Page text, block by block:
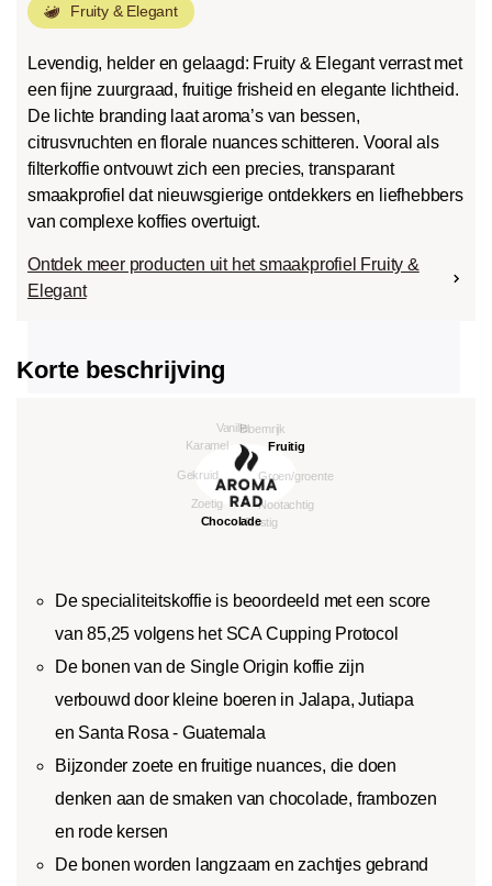
Fruity & Elegant
Levendig, helder en gelaagd: Fruity & Elegant verrast met
een fijne zuurgraad, fruitige frisheid en elegante lichtheid.
De lichte branding laat aroma’s van bessen,
citrusvruchten en florale nuances schitteren. Vooral als
filterkoffie ontvouwt zich een precies, transparant
smaakprofiel dat nieuwsgierige ontdekkers en liefhebbers
van complexe koffies overtuigt.
Ontdek meer producten uit het smaakprofiel Fruity &
Elegant
Korte beschrijving
De specialiteitskoffie is beoordeeld met een score
van 85,25 volgens het SCA Cupping Protocol
De bonen van de Single Origin koffie zijn
verbouwd door kleine boeren in Jalapa, Jutiapa
en Santa Rosa - Guatemala
Bijzonder zoete en fruitige nuances, die doen
denken aan de smaken van chocolade, frambozen
en rode kersen
De bonen worden langzaam en zachtjes gebrand